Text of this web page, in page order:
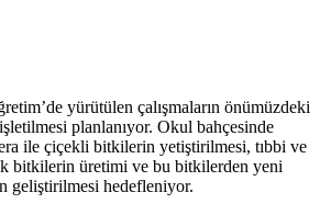
yürütülen çalışmaların önümüzdeki
planlanıyor. Okul bahçesinde
ile çiçekli bitkilerin yetiştirilmesi, tıbbi ve
bitkilerin üretimi ve bu bitkilerden yeni
geliştirilmesi hedefleniyor.